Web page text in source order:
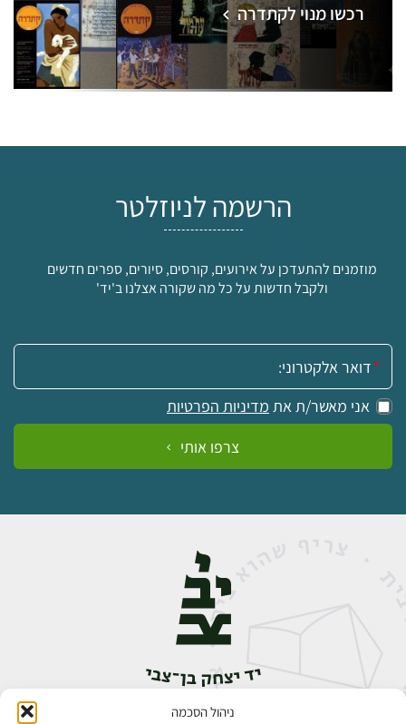
ניהול הסכמה
רכשו מנוי לקתדרה
הרשמה לניוזלטר
מוזמנים להתעדכן על אירועים, קורסים, סיורים, ספרים חדשים
ולקבל חדשות על כל מה שקורה אצלנו ב'יד'
אימייל:
אני מאשר/ת את מדיניות הפרטיות
צרפו אותי
אבן גבירול 14, רחביה, ירושלים